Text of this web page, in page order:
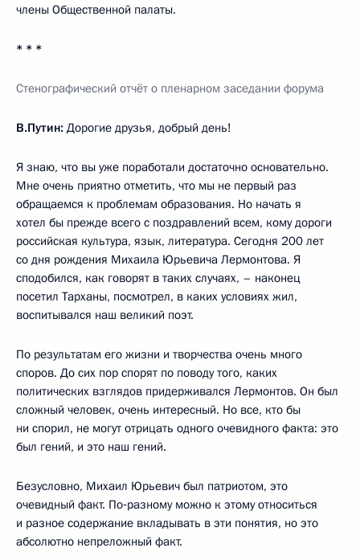
члены Общественной палаты.
* * *
Стенографический отчёт о пленарном заседании форума
В.Путин: Дорогие друзья, добрый день!
Я знаю, что вы уже поработали достаточно основательно.
Мне очень приятно отметить, что мы не первый раз
обращаемся к проблемам образования. Но начать я
хотел бы прежде всего с поздравлений всем, кому дороги
российская культура, язык, литература. Сегодня 200 лет
со дня рождения Михаила Юрьевича Лермонтова. Я
сподобился, как говорят в таких случаях, – наконец
посетил Тарханы, посмотрел, в каких условиях жил,
воспитывался наш великий поэт.
По результатам его жизни и творчества очень много
споров. До сих пор спорят по поводу того, каких
политических взглядов придерживался Лермонтов. Он был
сложный человек, очень интересный. Но все, кто бы
ни спорил, не могут отрицать одного очевидного факта: это
был гений, и это наш гений.
Безусловно, Михаил Юрьевич был патриотом, это
очевидный факт. По‑разному можно к этому относиться
и разное содержание вкладывать в эти понятия, но это
абсолютно непреложный факт.